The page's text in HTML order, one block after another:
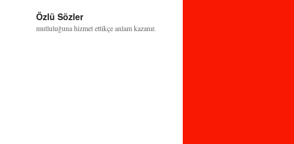
Özlü Sözler
mutluluğuna hizmet ettikçe anlam kazanır.